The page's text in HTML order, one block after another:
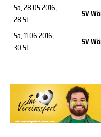
Sa, 28.05.2016,
28.ST
SV
Sa, 11.06.2016,
30.ST
SV